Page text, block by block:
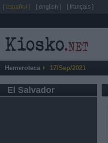
Hemeroteca 17/Sep/2021
El Salvador
[ español ] [ english ] [ français ]